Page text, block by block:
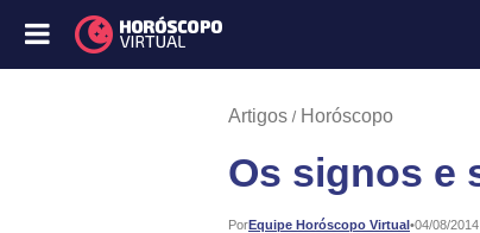
Artigos Horóscopo
Os signos e
PorEquipe Horóscopo Virtual•
Publicado: 04/08/